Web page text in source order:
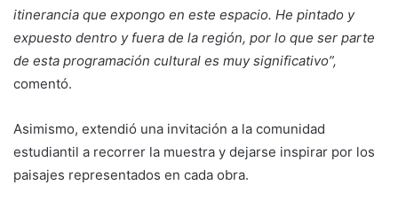
itinerancia que expongo en este espacio. He pintado y
expuesto dentro y fuera de la región, por lo que ser parte
de esta programación cultural es muy significativo”,
comentó.
Asimismo, extendió una invitación a la comunidad
estudiantil a recorrer la muestra y dejarse inspirar por los
paisajes representados en cada obra.